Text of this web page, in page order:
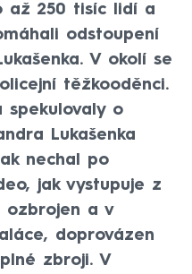
až 250 tisíc lidí a
odstoupení
V okolí se
těžkooděnci.
spekulovaly o
Lukašenka
nechal po
jak vystupuje z
ozbrojen a v
doprovázen
zbroji. V